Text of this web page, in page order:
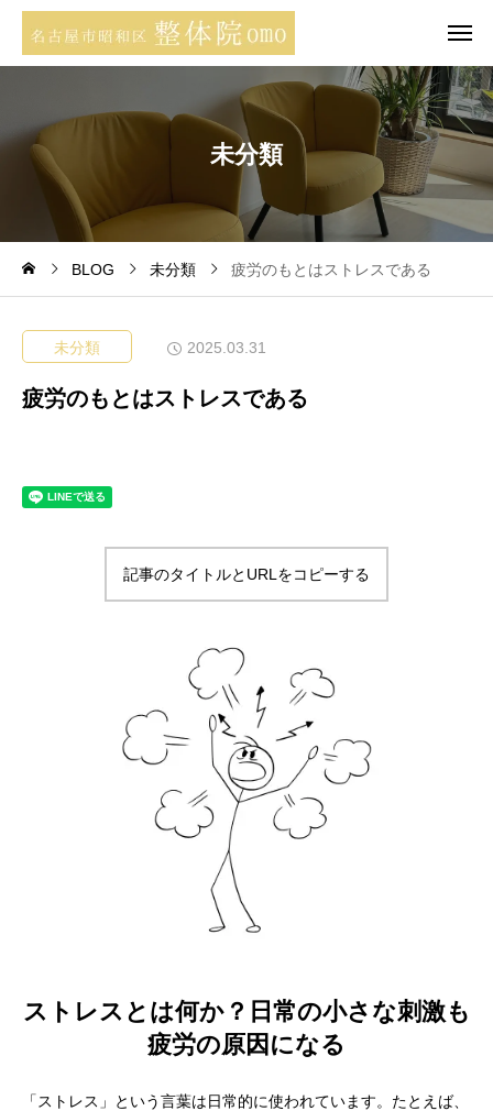
未分類
BLOG 未分類 疲労のもとはストレスである
未分類 2025.03.31
疲労のもとはストレスである
記事のタイトルとURLをコピーする
ストレスとは何か？日常の小さな刺激も
疲労の原因になる
「ストレス」という言葉は日常的に使われています。たとえば、